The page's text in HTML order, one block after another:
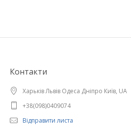
Контакти
Харьків Львів Одеса Дніпро Київ, UA
+38(098)0409074
Відправити листа